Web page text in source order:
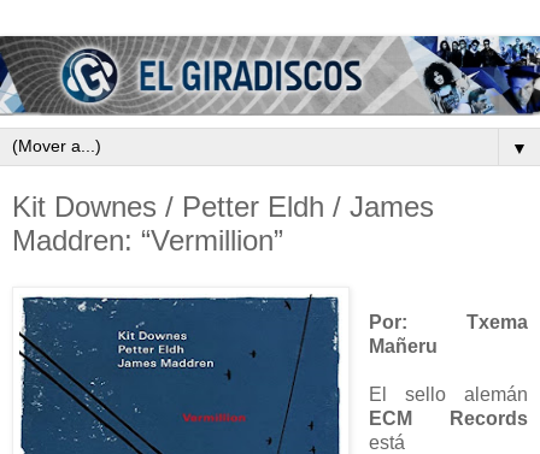
▼
Kit Downes / Petter Eldh / James
Maddren: “Vermillion”
Por: Txema
Mañeru
El sello alemán
ECM Records
está